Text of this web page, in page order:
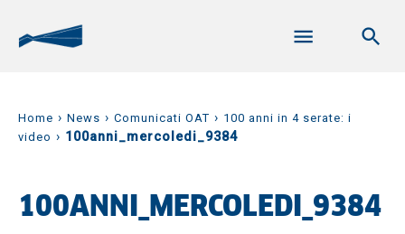
Home › News › Comunicati OAT › 100 anni in 4 serate: i
video › 100anni_mercoledi_9384
100ANNI_MERCOLEDI_9384